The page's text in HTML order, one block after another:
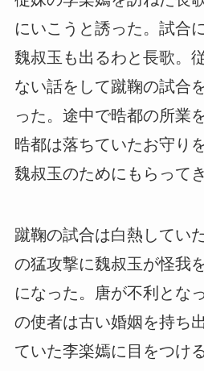
にいこうと誘った。試合
魏叔玉も出るわと長歌。
ない話をして蹴鞠の試合
った。途中で晧都の所業
晧都は落ちていたお守り
魏叔玉のためにもらって
蹴鞠の試合は白熱してい
の猛攻撃に魏叔玉が怪我
になった。唐が不利とな
の使者は古い婚姻を持ち
ていた李楽嫣に目をつけ